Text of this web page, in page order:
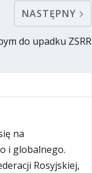
NASTĘPNY
do upadku ZSRR
na
i globalnego.
Rosyjskiej,